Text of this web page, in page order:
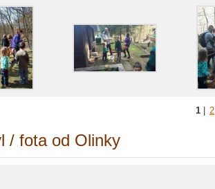
1 2
/ fota od Olinky